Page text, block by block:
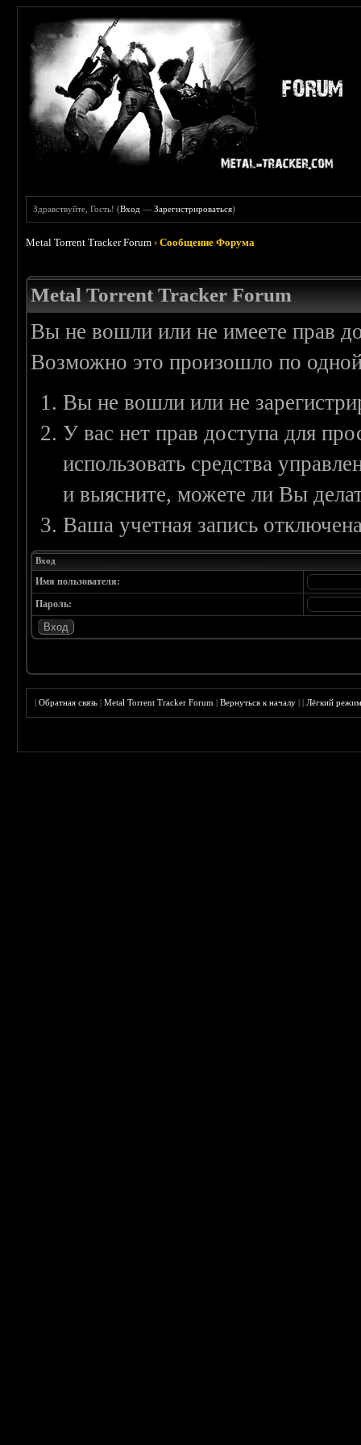
Здравствуйте, Гость! (Вход —Зарегистрироваться)
Metal Torrent Tracker Forum ›Сообщение Форума
Metal Torrent Tracker Forum
Вы не вошли или не имеете прав
Возможно это произошло по
Вы не вошли или не
У вас нет прав доступа для
использовать средства
и выясните, можете ли Вы
Ваша учетная запись
Вход
Имя пользователя:
Пароль:
|Обратная связь |Metal Torrent Tracker Forum |Вернуться к началу ||Лёгкий